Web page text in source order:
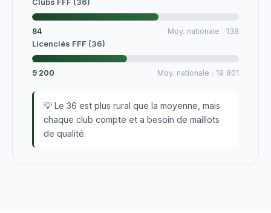
84 Moy. nationale : 138
Licenciés FFF (36)
9 200 Moy. nationale : 19 801
💡 Le 36 est plus rural que la moyenne, mais
chaque club compte et a besoin de maillots
de qualité.